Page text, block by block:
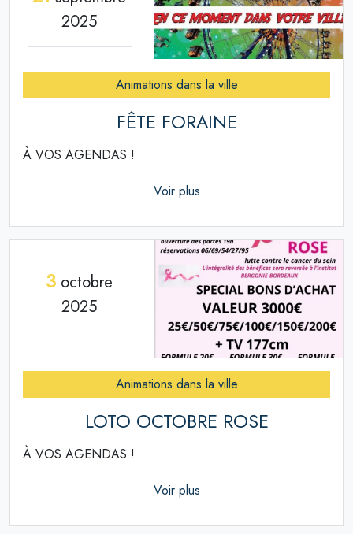
2025
Animations dans la ville
FÊTE FORAINE
À VOS AGENDAS !
Voir plus
3 octobre
2025
Animations dans la ville
LOTO OCTOBRE ROSE
À VOS AGENDAS !
Voir plus